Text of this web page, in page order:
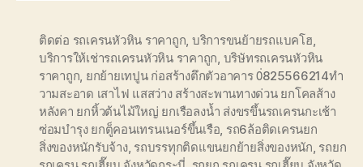
ติดต่อ รถเครนหัวหิน ราคาถูก, บริการขนย้ายรถแบคโฮ,
บริการให้เช่ารถเครนหัวหิน ราคาถูก, บริษัทรถเครนหัวหิน
ราคาถูก, ยกย้ายเทปูน ก่อสร้างตึกตัวอาคาร 0่825566214ทำ
วามสะอาด เสาไฟ แสสว่าง สร้างสะพานทางด่วน ยกโคลส้าง
หลังคา ยกหิ้วต้นไม้ใหญ่ ยกเรือลงน้ำ ส่งขรขึ้นรถเครนกะเช้า
ซ่อมบำรุง ยกตู็คอนเทรนเนอร์ขึ้นเรือ, รถ6ล้อติดเครนยก
สิ่งของหนักรับจ้าง, รถบรรทุกติดแขนยกย้ายสิ่งของหนัก, รถยก